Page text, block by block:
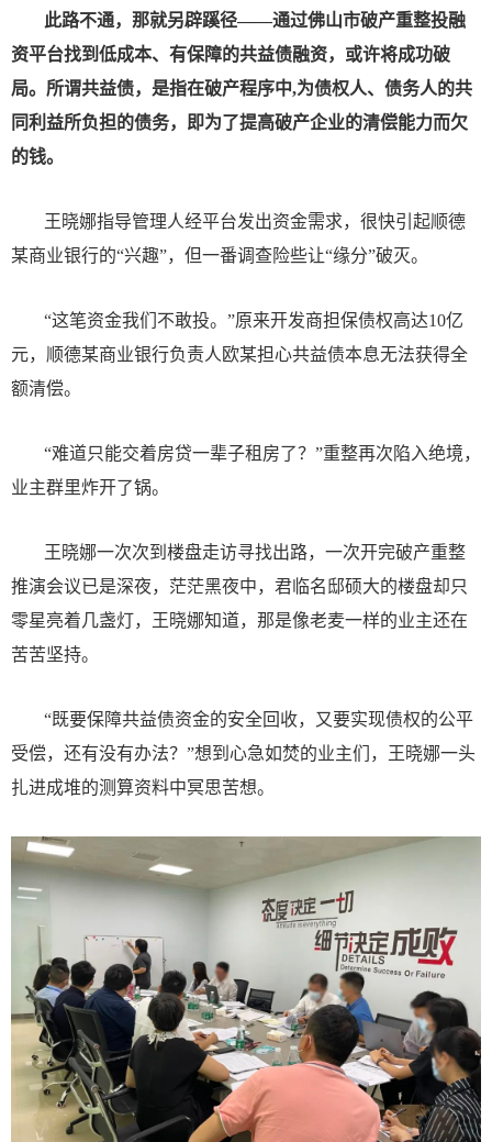
此路不通，那就另辟蹊径——通过佛山市破产重整投融
资平台找到低成本、有保障的共益债融资，或许将成功破
局。所谓共益债，是指在破产程序中,为债权人、债务人的共
同利益所负担的债务，即为了提高破产企业的清偿能力而欠
的钱。
王晓娜指导管理人经平台发出资金需求，很快引起顺德
某商业银行的“兴趣”，但一番调查险些让“缘分”破灭。
“这笔资金我们不敢投。”原来开发商担保债权高达10亿
元，顺德某商业银行负责人欧某担心共益债本息无法获得全
额清偿。
“难道只能交着房贷一辈子租房了？”重整再次陷入绝境，
业主群里炸开了锅。
王晓娜一次次到楼盘走访寻找出路，一次开完破产重整
推演会议已是深夜，茫茫黑夜中，君临名邸硕大的楼盘却只
零星亮着几盏灯，王晓娜知道，那是像老麦一样的业主还在
苦苦坚持。
“既要保障共益债资金的安全回收，又要实现债权的公平
受偿，还有没有办法？”想到心急如焚的业主们，王晓娜一头
扎进成堆的测算资料中冥思苦想。